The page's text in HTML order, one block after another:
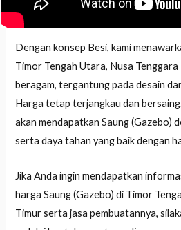
Dengan konsep Besi, kami
Timor Tengah Utara, Nusa
beragam, tergantung pada desain
Harga tetap terjangkau dan
akan mendapatkan Saung (Gazebo)
serta daya tahan yang baik dengan
Jika Anda ingin mendapatkan
harga Saung (Gazebo) di Timor
Timur serta jasa pembuatannya,